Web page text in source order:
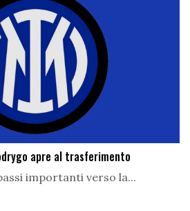
apre al trasferimento
importanti verso la...